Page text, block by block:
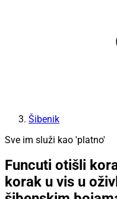
Šibenik
Sve im služi kao 'platno'
Funcuti otišli
korak u vis u